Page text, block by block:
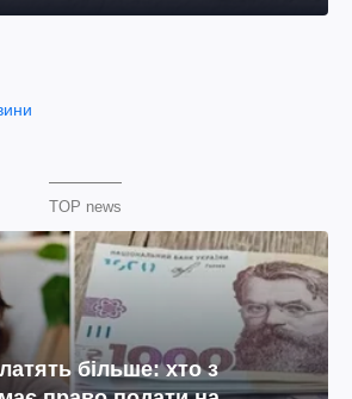
TOP news
більше: хто з